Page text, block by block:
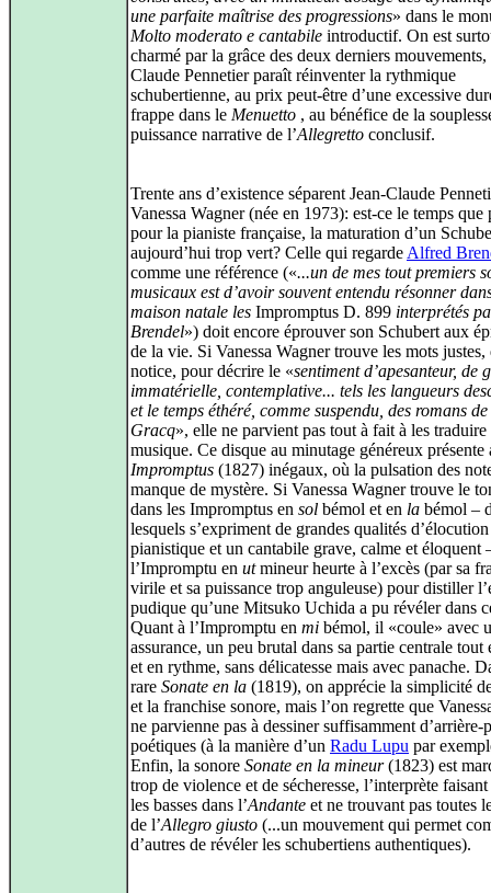
une parfaite maîtrise des progressions» dans le
Molto moderato e cantabile introductif. On est
charmé par la grâce des deux derniers mouvements,
Claude Pennetier paraît réinventer la rythmique
schubertienne, au prix peut-être d’une excessive
frappe dans le Menuetto , au bénéfice de la
puissance narrative de l’Allegretto conclusif.
Trente ans d’existence séparent Jean-Claude
Vanessa Wagner (née en 1973): est-ce le temps que
pour la pianiste française, la maturation d’un
aujourd’hui trop vert? Celle qui regarde Alfred
comme une référence («...un de mes tout premiers
musicaux est d’avoir souvent entendu résonner
maison natale les Impromptus D. 899 interprétés
Brendel») doit encore éprouver son Schubert aux
de la vie. Si Vanessa Wagner trouve les mots justes,
notice, pour décrire le «sentiment d’apesanteur, de
immatérielle, contemplative... tels les langueurs
et le temps éthéré, comme suspendu, des romans
Gracq», elle ne parvient pas tout à fait à les traduire
musique. Ce disque au minutage généreux présente
Impromptus (1827) inégaux, où la pulsation des
manque de mystère. Si Vanessa Wagner trouve le
dans les Impromptus en sol bémol et en la bémol –
lesquels s’expriment de grandes qualités d’élocution
pianistique et un cantabile grave, calme et éloquent
l’Impromptu en utmineur heurte à l’excès (par sa
virile et sa puissance trop anguleuse) pour distiller
pudique qu’une Mitsuko Uchida a pu révéler dans
Quant à l’Impromptu en mi bémol, il «coule» avec
assurance, un peu brutal dans sa partie centrale tout
et en rythme, sans délicatesse mais avec panache.
rare Sonate en la (1819), on apprécie la simplicité
et la franchise sonore, mais l’on regrette que
ne parvienne pas à dessiner suffisamment d’arrière-
poétiques (à la manière d’un Radu Lupu par
Enfin, la sonore Sonate en la mineur(1823) est
trop de violence et de sécheresse, l’interprète
les basses dans l’Andante et ne trouvant pas toutes
de l’Allegro giusto (...un mouvement qui permet
d’autres de révéler les schubertiens authentiques).